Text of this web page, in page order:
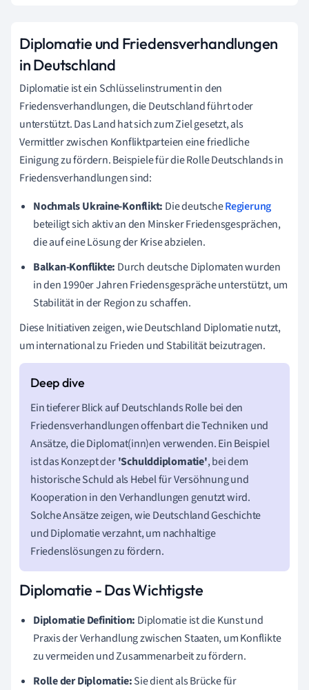
Diplomatie und Friedensverhandlungen
in Deutschland
Diplomatie ist ein Schlüsselinstrument in den
Friedensverhandlungen, die Deutschland führt oder
unterstützt. Das Land hat sich zum Ziel gesetzt, als
Vermittler zwischen Konfliktparteien eine friedliche
Einigung zu fördern. Beispiele für die Rolle Deutschlands in
Friedensverhandlungen sind:
Nochmals Ukraine-Konflikt: Die deutscheRegierung
beteiligt sich aktiv an den Minsker Friedensgesprächen,
die auf eine Lösung der Krise abzielen.
Balkan-Konflikte: Durch deutsche Diplomaten wurden
in den 1990er Jahren Friedensgespräche unterstützt, um
Stabilität in der Region zu schaffen.
Diese Initiativen zeigen, wie Deutschland Diplomatie nutzt,
um international zu Frieden und Stabilität beizutragen.
Ein tieferer Blick auf Deutschlands Rolle bei den
Friedensverhandlungen offenbart die Techniken und
Ansätze, die Diplomat(inn)en verwenden. Ein Beispiel
ist das Konzept der'Schulddiplomatie', bei dem
historische Schuld als Hebel für Versöhnung und
Kooperation in den Verhandlungen genutzt wird.
Solche Ansätze zeigen, wie Deutschland Geschichte
und Diplomatie verzahnt, um nachhaltige
Friedenslösungen zu fördern.
Diplomatie - Das Wichtigste
Diplomatie Definition: Diplomatie ist die Kunst und
Praxis der Verhandlung zwischen Staaten, um Konflikte
zu vermeiden und Zusammenarbeit zu fördern.
Rolle der Diplomatie:Sie dient als Brücke für